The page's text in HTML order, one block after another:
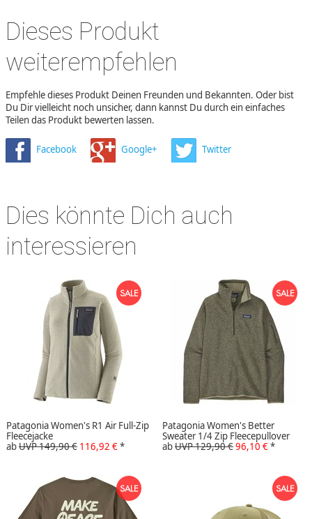
Dieses Produkt
weiterempfehlen
Empfehle dieses Produkt Deinen Freunden und Bekannten. Oder bist
Du Dir vielleicht noch unsicher, dann kannst Du durch ein einfaches
Teilen das Produkt bewerten lassen.
Facebook Google+ Twitter
Dies könnte Dich auch
interessieren
Patagonia Women's R1 Air Full-Zip
Fleecejacke
abUVP 149,90 € 116,92 €*
Patagonia Women's Better
Sweater 1/4 Zip Fleecepullover
abUVP 129,90 €96,10 €*